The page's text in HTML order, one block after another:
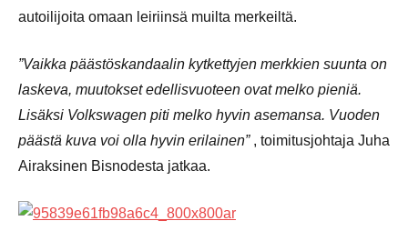
autoilijoita omaan leiriinsä muilta merkeiltä.
”Vaikka päästöskandaalin kytkettyjen merkkien suunta on
laskeva, muutokset edellisvuoteen ovat melko pieniä.
Lisäksi Volkswagen piti melko hyvin asemansa. Vuoden
päästä kuva voi olla hyvin erilainen” , toimitusjohtaja Juha
Airaksinen Bisnodesta jatkaa.